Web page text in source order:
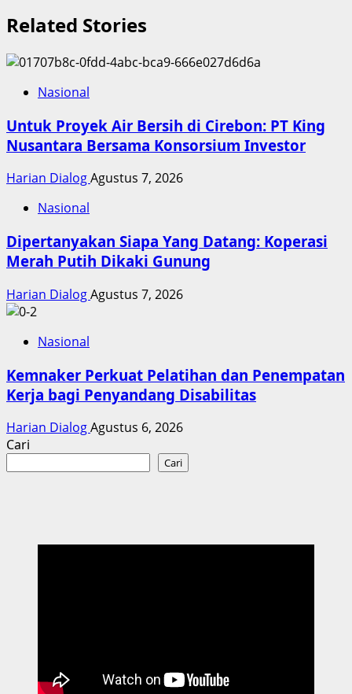
Related Stories
Nasional
Untuk Proyek Air Bersih di Cirebon: PT King
Nusantara Bersama Konsorsium Investor
Harian DialogAgustus 7, 2026
Nasional
Dipertanyakan Siapa Yang Datang: Koperasi
Merah Putih Dikaki Gunung
Harian DialogAgustus 7, 2026
Nasional
Kemnaker Perkuat Pelatihan dan Penempatan
Kerja bagi Penyandang Disabilitas
Harian DialogAgustus 6, 2026
Cari
Cari